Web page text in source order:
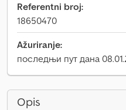
Referentni broj:
18650470
Ažuriranje:
последњи пут дана
Opis